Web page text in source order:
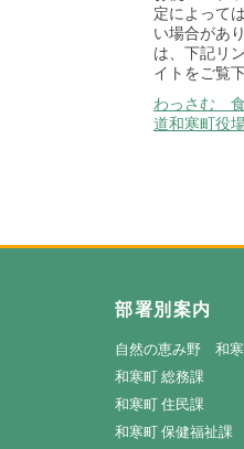
定によって
い場合があ
は、下記リ
イトをご覧
わっさむ 食
道和寒町役
部署別案内
自然の恵み野 和
和寒町 総務課
和寒町 住民課
和寒町 保健福祉課